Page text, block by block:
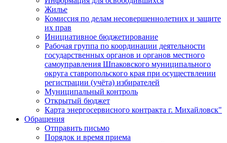
Жилье
Комиссия по делам несовершеннолетних и защите
их прав
Инициативное бюджетирование
Рабочая группа по координации деятельности
государственных органов и органов местного
самоуправления Шпаковского муниципального
округа ставропольского края при осуществлении
регистрации (учёта) избирателей
Муниципальный контроль
Открытый бюджет
Карта энергосервисного контракта г. Михайловск"
Обращения
Отправить письмо
Порядок и время приема